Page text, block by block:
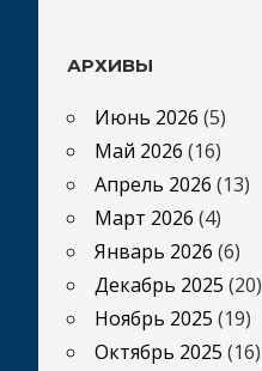
АРХИВЫ
Июнь 2026 (5)
Май 2026 (16)
Апрель 2026 (13)
Март 2026 (4)
Январь 2026 (6)
Декабрь 2025 (20)
Ноябрь 2025 (19)
Октябрь 2025 (16)